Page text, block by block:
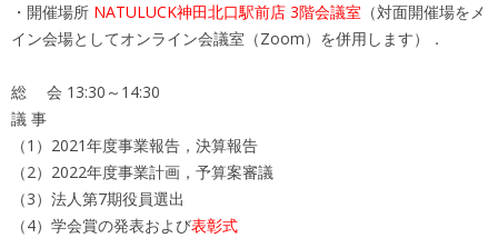
・開催場所 NATULUCK神田北口駅前店 3階会議室 （対面開催場をメ
イン会場としてオンライン会議室（Zoom）を併用します）．
総 会 13:30～14:30
議 事
（1）2021年度事業報告，決算報告
（2）2022年度事業計画，予算案審議
（3）法人第7期役員選出
（4）学会賞の発表および表彰式